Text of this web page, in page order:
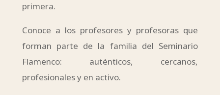
primera.
Conoce a los profesores y profesoras que
forman parte de la familia del Seminario
Flamenco: auténticos, cercanos,
profesionales y en activo.